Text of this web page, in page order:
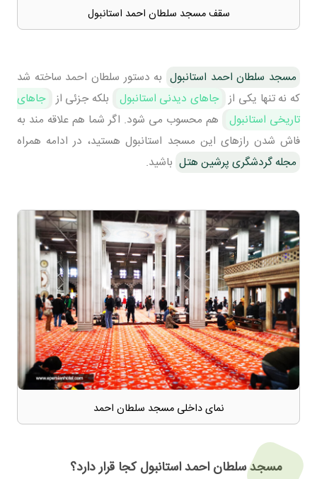
سقف مسجد سلطان احمد استانبول
مسجد سلطان احمد استانبول به دستور سلطان احمد ساخته شد
که نه تنها یکی از جاهای دیدنی استانبول بلکه جزئی از جاهای
تاریخی استانبول
هم محسوب می شود. اگر شما هم علاقه مند به
فاش شدن رازهای این مسجد استانبول هستید، در ادامه همراه
مجله گردشگری پرشین هتل باشید.
نمای داخلی مسجد سلطان احمد
مسجد سلطان احمد استانبول کجا قرار دارد؟